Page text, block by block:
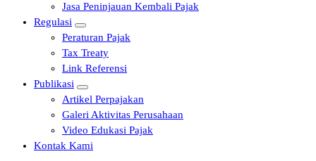
Jasa Peninjauan Kembali Pajak
Regulasi
Peraturan Pajak
Tax Treaty
Link Referensi
Publikasi
Artikel Perpajakan
Galeri Aktivitas Perusahaan
Video Edukasi Pajak
Kontak Kami